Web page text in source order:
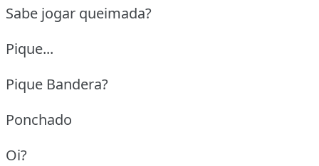
Sabe jogar queimada?
Pique...
Pique Bandera?
Ponchado
Oi?